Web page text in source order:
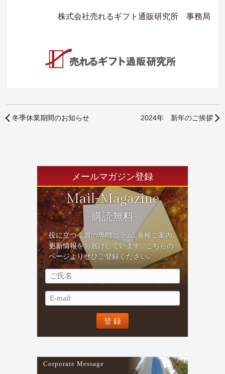
株式会社売れるギフト通販研究所 事務局
冬季休業期間のお知らせ 2024年 新年のご挨拶
メールマガジン登録
Mail-Magazine
-購読無料-
役に立つ今週の専門コラム、各種ご案内、
更新情報をお届けしています。こちらの
ページよりぜひご登録ください。
Corporate Message